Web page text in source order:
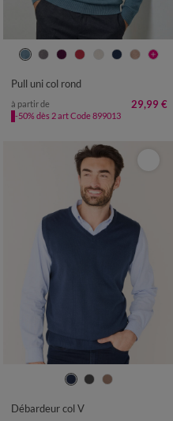
S M L XL XXL 3XL 4XL
Pull uni col rond
à partir de 29,99 €
-50% dès 2 art Code 899013
XL XXL 3XL
Débardeur col V